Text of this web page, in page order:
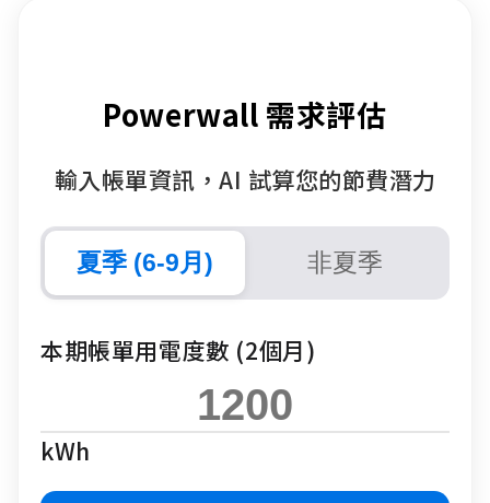
Powerwall 需求評估
輸入帳單資訊，AI 試算您的節費潛力
夏季 (6-9月) 非夏季
本期帳單用電度數 (2個月)
kWh